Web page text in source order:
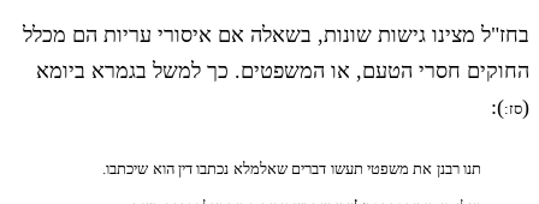
בחז"ל מצינו גישות שונות, בשאלה אם איסורי עריות הם מכלל
החוקים חסרי הטעם, או המשפטים. כך למשל בגמרא ביומא
(סז:):
תנו רבנן את משפטי תעשו דברים שאלמלא נכתבו דין הוא שיכתבו.